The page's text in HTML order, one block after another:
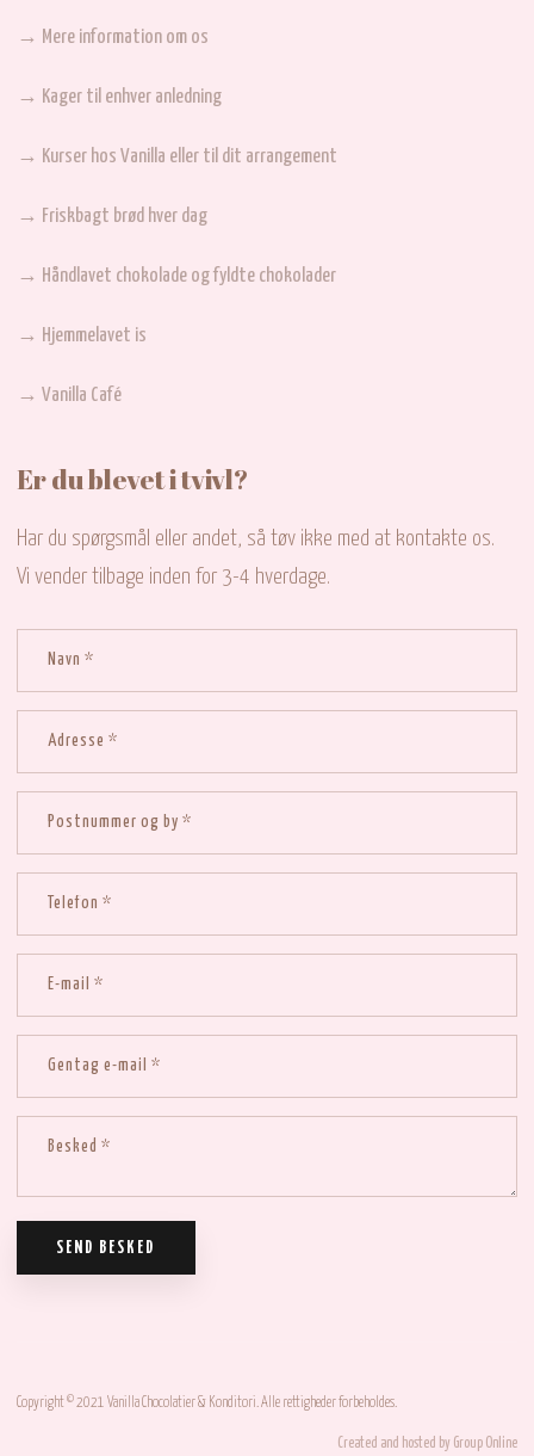
→ Mere information om os
→ Kager til enhver anledning
→ Kurser hos Vanilla eller til dit arrangement
→ Friskbagt brød hver dag
→ Håndlavet chokolade og fyldte chokolader
→ Hjemmelavet is
→ Vanilla Café
Er du blevet i tvivl?
Har du spørgsmål eller andet, så tøv ikke med at kontakte os.
Vi vender tilbage inden for 3-4 hverdage.
Copyright © 2021 Vanilla Chocolatier & Konditori. Alle rettigheder forbeholdes.
Created and hosted by Group Online